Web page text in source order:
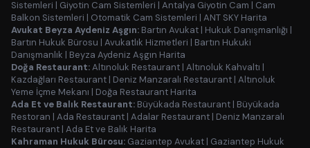
Sistemleri | Giyotin Cam Sistemleri | Antalya Giyotin Cam | Cam
Balkon Sistemleri | Otomatik Cam Sistemleri | ANT SKY Harita
Avukat Beyza Aydeniz Aşgın: Bartın Avukat | Hukuk Danışmanlığı |
Bartın Hukuk Bürosu | Avukatlık Hizmetleri | Bartın Hukuki
Danışmanlık | Beyza Aydeniz Aşgın Harita
Doğa Restaurant:Altınoluk Restaurant | Altınoluk Kahvaltı |
Kazdağları Restaurant | Deniz Manzaralı Restaurant | Altınoluk
Yeme İçme Mekanı | Doğa Restaurant Harita
Ada Et ve Balık Restaurant: Büyükada Restaurant | Büyükada
Restoran | Ada Restaurant | Adalar Restaurant | Deniz Manzaralı
Restaurant | Ada Et ve Balık Harita
Kahraman Hukuk Bürosu: Gaziantep Avukat | Gaziantep Hukuk